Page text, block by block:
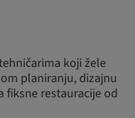
koji žele
planiranju, dizajnu
fiksne restauracije od